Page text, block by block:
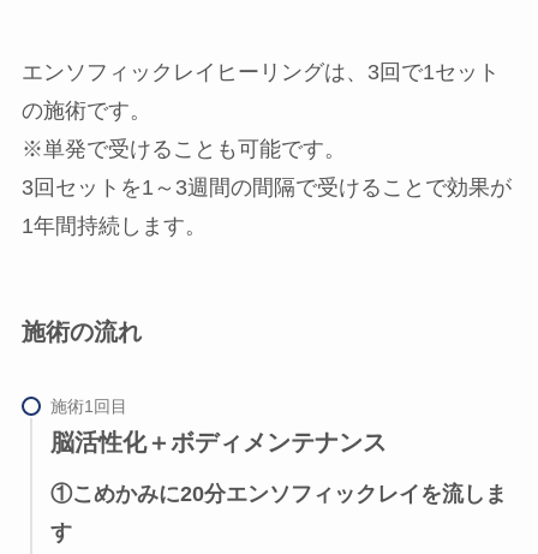
エンソフィックレイヒーリングは、3回で1セット
の施術です。
※単発で受けることも可能です。
3回セットを1～3週間の間隔で受けることで効果が
1年間持続します。
施術の流れ
脳活性化＋ボディメンテナンス
①こめかみに20分エンソフィックレイを流しま
す